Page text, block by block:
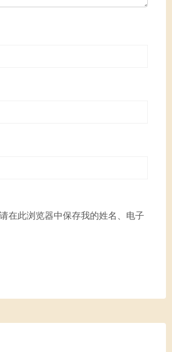
在此浏览器中保存我的姓名、电子